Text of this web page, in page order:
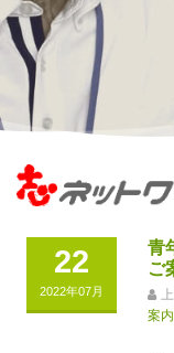
22
2022年07月
青
ご
案内